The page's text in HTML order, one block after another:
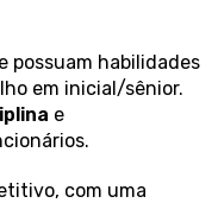
possuam habilidades
em inicial/sênior.
e
com uma